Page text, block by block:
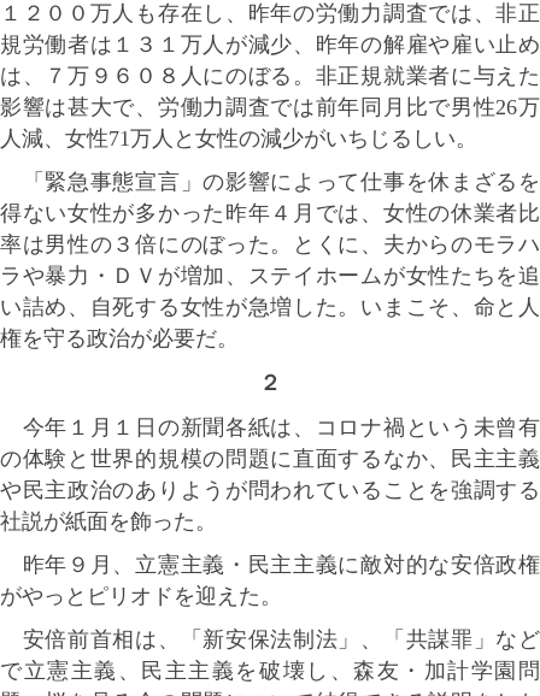
１２００万人も存在し、昨年の労働力調査では、非正
規労働者は１３１万人が減少、昨年の解雇や雇い止め
は、７万９６０８人にのぼる。非正規就業者に与えた
影響は甚大で、労働力調査では前年同月比で男性26万
人減、女性71万人と女性の減少がいちじるしい。
「緊急事態宣言」の影響によって仕事を休まざるを
得ない女性が多かった昨年４月では、女性の休業者比
率は男性の３倍にのぼった。とくに、夫からのモラハ
ラや暴力・ＤＶが増加、ステイホームが女性たちを追
い詰め、自死する女性が急増した。いまこそ、命と人
権を守る政治が必要だ。
２
今年１月１日の新聞各紙は、コロナ禍という未曾有
の体験と世界的規模の問題に直面するなか、民主主義
や民主政治のありようが問われていることを強調する
社説が紙面を飾った。
昨年９月、立憲主義・民主主義に敵対的な安倍政権
がやっとピリオドを迎えた。
安倍前首相は、「新安保法制法」、「共謀罪」など
で立憲主義、民主主義を破壊し、森友・加計学園問